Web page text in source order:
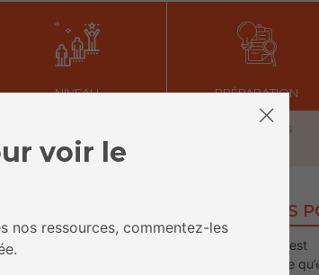
NIVEAU PRÉPARATION
45 minutes
de traitement d’un
PRÉ-REQUIS
Savoir ce
« Comprendre ce
voir le
nos ressources, commentez-les